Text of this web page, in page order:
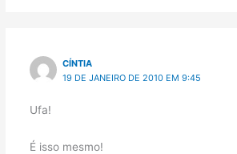
CÍNTIA
19 DE JANEIRO DE 2010 EM 9:45
Ufa!
É isso mesmo!